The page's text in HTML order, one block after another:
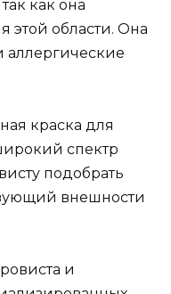
как она
этой области. Она
аллергические
краска для
спектр
подобрать
внешности
и